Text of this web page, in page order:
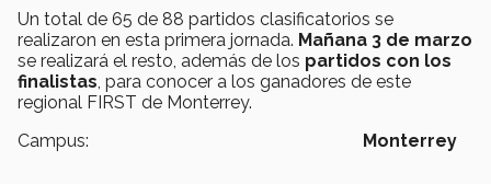
Un total de 65 de 88 partidos clasificatorios se
realizaron en esta primera jornada. Mañana 3 de marzo
se realizará el resto, además de los partidos con los
finalistas, para conocer a los ganadores de este
regional FIRST de Monterrey.
Campus:
Monterrey